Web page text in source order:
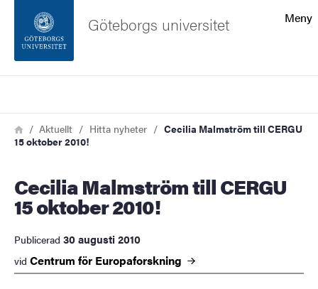
Sidfoten
Om webbplatsen
Meny
Göteborgs universitet
Länkstig
HemAktuellt Hitta nyheter
Cecilia Malmström till CERGU
15 oktober 2010!
Cecilia Malmström till CERGU
15 oktober 2010!
Publicerad 30 augusti 2010
vid Centrum för Europaforskning